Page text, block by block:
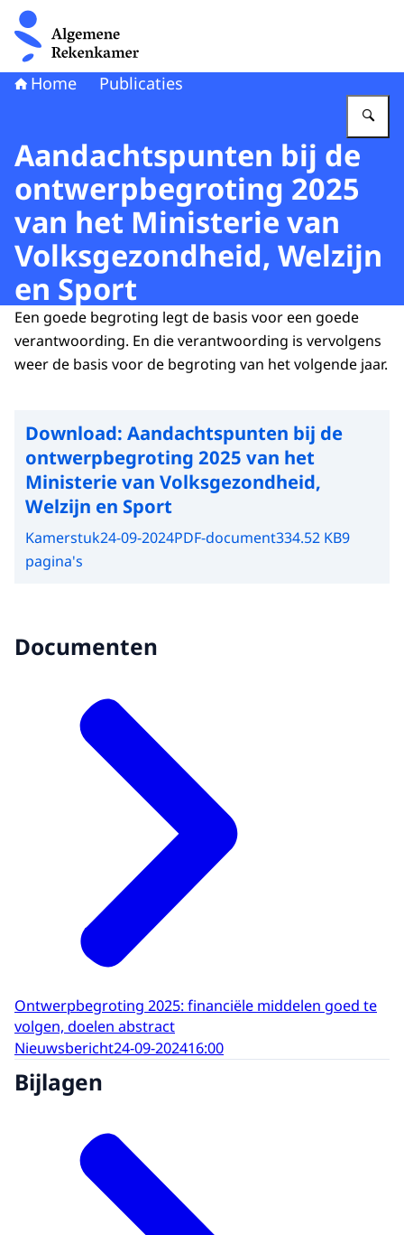
Naar de homepage van Algemene Rekenkamer
Home Publicaties
Aandachtspunten bij de
ontwerpbegroting 2025
van het Ministerie van
Volksgezondheid, Welzijn
en Sport
Een goede begroting legt de basis voor een goede
verantwoording. En die verantwoording is vervolgens
weer de basis voor de begroting van het volgende jaar.
Download: Aandachtspunten bij de
ontwerpbegroting 2025 van het
Ministerie van Volksgezondheid,
Welzijn en Sport
Kamerstuk24-09-2024PDF-document334.52 KB9
pagina's
Documenten
Ontwerpbegroting 2025: financiële middelen goed te
volgen, doelen abstract
Nieuwsbericht24-09-202416:00
Bijlagen